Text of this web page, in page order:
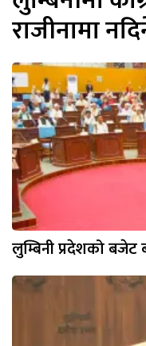
राजीनामा
लुम्बिनी प्रदेशको